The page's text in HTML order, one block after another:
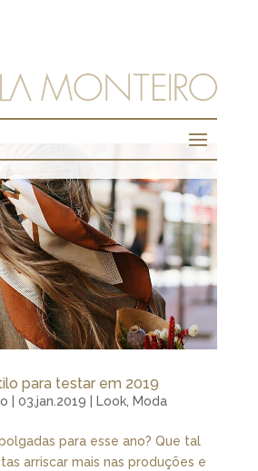
para testar em 2019
03.jan.2019 Look, Moda
para esse ano? Que tal
arriscar mais nas produções e